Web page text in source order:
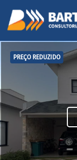
PREÇO REDUZIDO